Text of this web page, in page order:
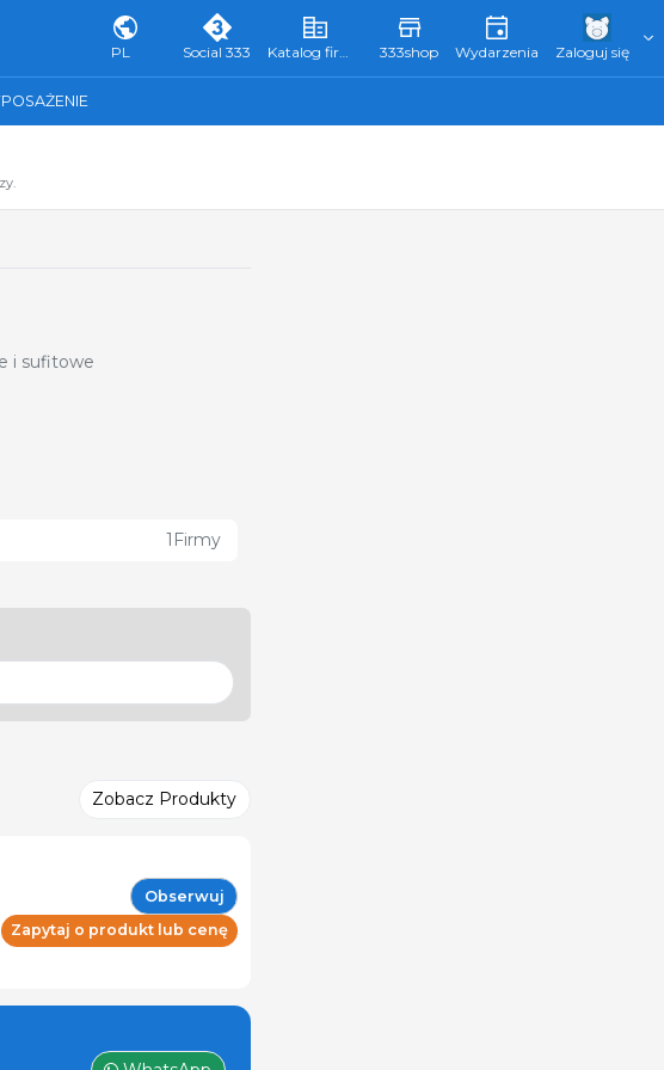
PL Social 333 Katalog firm 333 333shop Wydarzenia Zaloguj się
i sufitowe
1 Firmy
Zobacz Produkty
Obserwuj
Zapytaj o produkt lub cenę